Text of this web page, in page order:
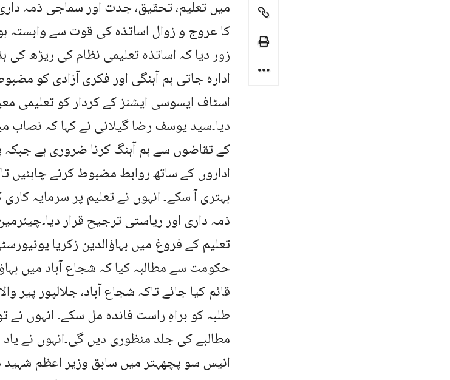
میں تعلیم، تحقیق، جدت اور سماجی ذمہ
کا عروج و زوال اساتذہ کی قوت سے وابستہ
زور دیا کہ اساتذہ تعلیمی نظام کی ریڑھ کی
ادارہ جاتی ہم آہنگی اور فکری آزادی کو
اسٹاف ایسوسی ایشنز کے کردار کو تعلیمی
دیا۔سید یوسف رضا گیلانی نے کہا کہ نصاب
کے تقاضوں سے ہم آہنگ کرنا ضروری ہے
اداروں کے ساتھ روابط مضبوط کرنے چاہئیں
بہتری آ سکے۔ انہوں نے تعلیم پر سرمایہ
ذمہ داری اور ریاستی ترجیح قرار
تعلیم کے فروغ میں بہاؤالدین زکریا
حکومت سے مطالبہ کیا کہ شجاع آباد میں
قائم کیا جائے تاکہ شجاع آباد، جلالپور پیر
طلبہ کو براہِ راست فائدہ مل سکے۔ انہوں
مطالبے کی جلد منظوری دیں گی۔انہوں نے یاد
انیس سو پچھہتر میں سابق وزیر اعظم شہید